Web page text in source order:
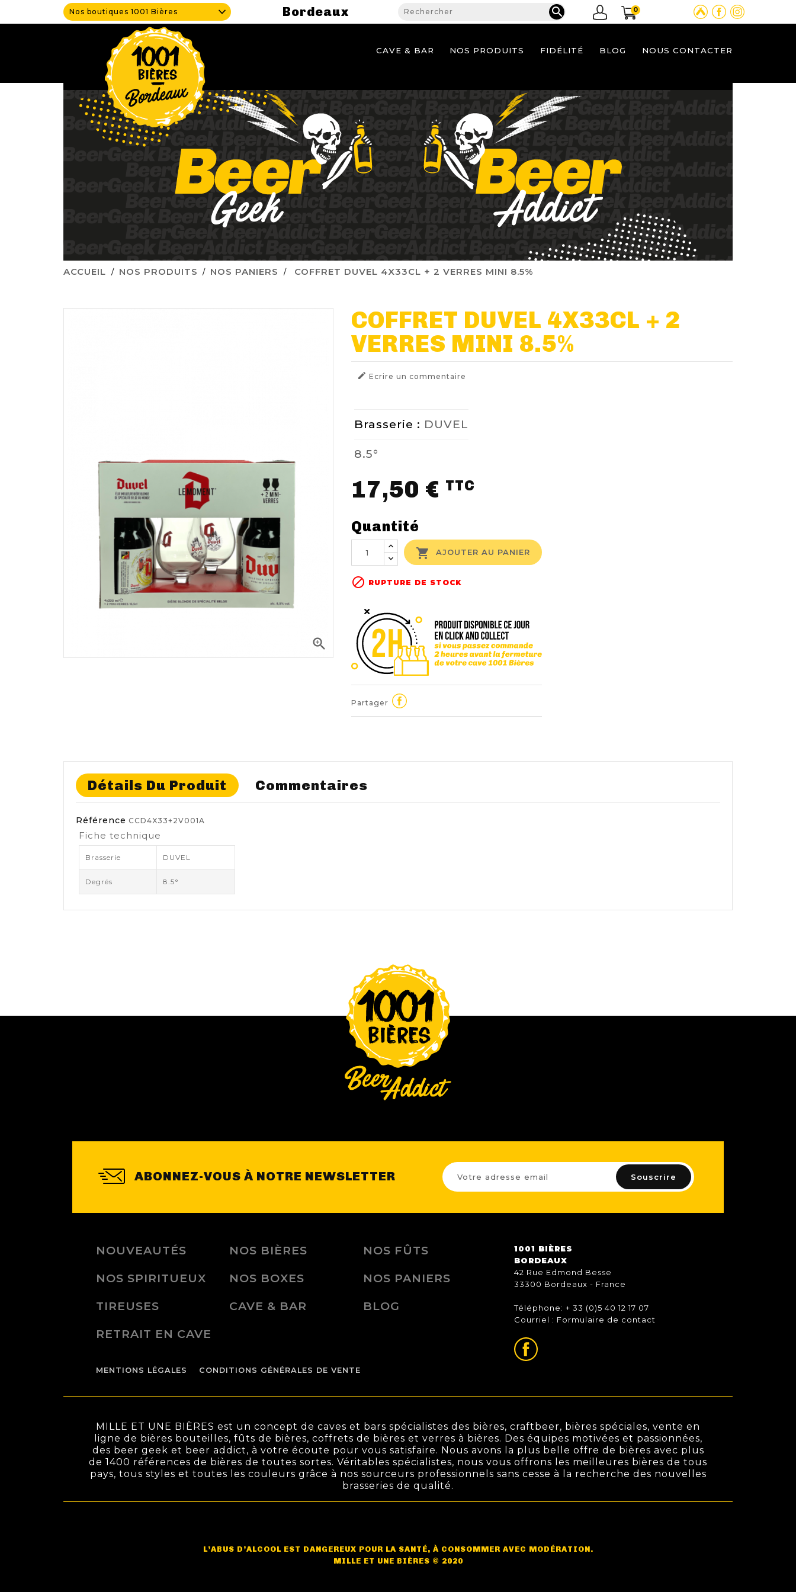
Nos boutiques 1001 Bières Bordeaux  0
CAVE & BAR NOS PRODUITS FIDÉLITÉ BLOG NOUS CONTACTER
ACCUEIL NOS PRODUITS NOS PANIERS COFFRET DUVEL 4X33CL + 2 VERRES MINI 8.5%

COFFRET DUVEL 4X33CL + 2
VERRES MINI 8.5%
 Ecrire un commentaire
Brasserie : DUVEL
8.5°
17,50 € TTC
Quantité
 AJOUTER AU PANIER
 RUPTURE DE STOCK
Partager
Détails Du Produit Commentaires
Référence CCD4X33+2V001A
Fiche technique
Brasserie DUVEL
Degrés 8.5°
ABONNEZ-VOUS À NOTRE NEWSLETTER
NOUVEAUTÉS NOS BIÈRES
NOS FÛTS
NOS SPIRITUEUX
NOS BOXES
NOS PANIERS
TIREUSES
CAVE & BAR
BLOG
RETRAIT EN CAVE
1001 BIÈRES
BORDEAUX
42 Rue Edmond Besse
33300 Bordeaux - France
Téléphone: + 33 (0)5 40 12 17 07
Courriel : Formulaire de contact
MENTIONS LÉGALES CONDITIONS GÉNÉRALES DE VENTE
MILLE ET UNE BIÈRES est un concept de caves et bars spécialistes des bières, craftbeer, bières spéciales, vente en
ligne de bières bouteilles, fûts de bières, coffrets de bières et verres à bières. Des équipes motivées et passionnées,
des beer geek et beer addict, à votre écoute pour vous satisfaire. Nous avons la plus belle offre de bières avec plus
de 1400 références de bières de toutes sortes. Véritables spécialistes, nous vous offrons les meilleures bières de tous
pays, tous styles et toutes les couleurs grâce à nos sourceurs professionnels sans cesse à la recherche des nouvelles
brasseries de qualité.
L’ABUS D’ALCOOL EST DANGEREUX POUR LA SANTÉ, À CONSOMMER AVEC MODÉRATION.
MILLE ET UNE BIÈRES © 2020